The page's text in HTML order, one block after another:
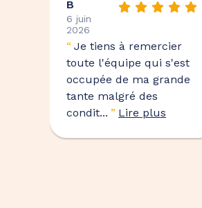
B
6 juin
2026
“ Je tiens à remercier
toute l'équipe qui s'est
occupée de ma grande
tante malgré des
condit... ” Lire plus